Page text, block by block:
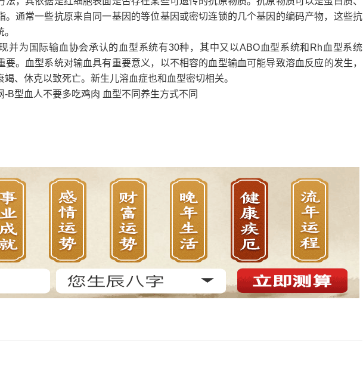
。通常一些抗原来自同一基因的等位基因或密切连锁的几个基因的编码产物，这些抗
并为国际输血协会承认的 血型系统有30种，其中又以ABO血型系统和Rh 血型系统
要。
血型系统对输血具有重要意义，以不相容的血型输血可能导致溶血反应的发生，
竭、休克以致死亡。新生儿溶血症也和 血型密切相关。
-B型血人不要多吃鸡肉 血型不同养生方式不同